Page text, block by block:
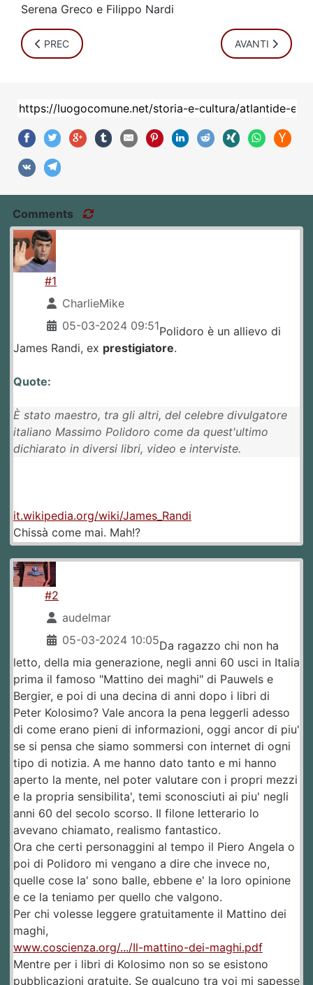
Serena Greco e Filippo Nardi
ARTICOLO PRECEDENTE: "QUESTO SAREBBE IN
PREC ARTICOLO
AVANTI
Comments
#1
CharlieMike
05-03-2024 09:51Polidoro è un allievo di
James Randi, ex prestigiatore.
Quote:
È stato maestro, tra gli altri, del celebre divulgatore
italiano Massimo Polidoro come da quest'ultimo
dichiarato in diversi libri, video e interviste.
it.wikipedia.org/wiki/James_Randi
Chissà come mai. Mah!?
#2
audelmar
05-03-2024 10:05Da ragazzo chi non ha
letto, della mia generazione, negli anni 60 usci in Italia
prima il famoso "Mattino dei maghi" di Pauwels e
Bergier, e poi di una decina di anni dopo i libri di
Peter Kolosimo? Vale ancora la pena leggerli adesso
di come erano pieni di informazioni, oggi ancor di piu'
se si pensa che siamo sommersi con internet di ogni
tipo di notizia. A me hanno dato tanto e mi hanno
aperto la mente, nel poter valutare con i propri mezzi
e la propria sensibilita', temi sconosciuti ai piu' negli
anni 60 del secolo scorso. Il filone letterario lo
avevano chiamato, realismo fantastico.
Ora che certi personaggini al tempo il Piero Angela o
poi di Polidoro mi vengano a dire che invece no,
quelle cose la' sono balle, ebbene e' la loro opinione
e ce la teniamo per quello che valgono.
Per chi volesse leggere gratuitamente il Mattino dei
maghi,
www.coscienza.org/.../Il-mattino-dei-maghi.pdf
Mentre per i libri di Kolosimo non so se esistono
pubblicazioni gratuite. Se qualcuno tra voi mi sapesse